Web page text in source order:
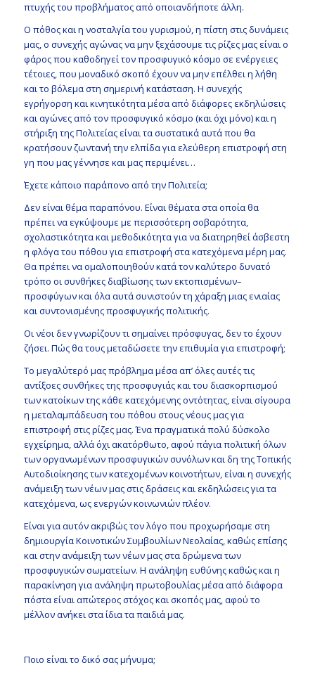
πτυχής του προβλήματος από οποιανδήποτε άλλη.
Ο πόθος και η νοσταλγία του γυρισμού, η πίστη στις δυνάμεις
μας, ο συνεχής αγώνας να μην ξεχάσουμε τις ρίζες μας είναι ο
φάρος που καθοδηγεί τον προσφυγικό κόσμο σε ενέργειες
τέτοιες, που μοναδικό σκοπό έχουν να μην επέλθει η λήθη
και το βόλεμα στη σημερινή κατάσταση. Η συνεχής
εγρήγορση και κινητικότητα μέσα από διάφορες εκδηλώσεις
και αγώνες από τον προσφυγικό κόσμο (και όχι μόνο) και η
στήριξη της Πολιτείας είναι τα συστατικά αυτά που θα
κρατήσουν ζωντανή την ελπίδα για ελεύθερη επιστροφή στη
γη που μας γέννησε και μας περιμένει…
Έχετε κάποιο παράπονο από την Πολιτεία;
Δεν είναι θέμα παραπόνου. Είναι θέματα στα οποία θα
πρέπει να εγκύψουμε με περισσότερη σοβαρότητα,
σχολαστικότητα και μεθοδικότητα για να διατηρηθεί άσβεστη
η φλόγα του πόθου για επιστροφή στα κατεχόμενα μέρη μας.
Θα πρέπει να ομαλοποιηθούν κατά τον καλύτερο δυνατό
τρόπο οι συνθήκες διαβίωσης των εκτοπισμένων–
προσφύγων και όλα αυτά συνιστούν τη χάραξη μιας ενιαίας
και συντονισμένης προσφυγικής πολιτικής.
Οι νέοι δεν γνωρίζουν τι σημαίνει πρόσφυγας, δεν το έχουν
ζήσει. Πώς θα τους μεταδώσετε την επιθυμία για επιστροφή;
Το μεγαλύτερό μας πρόβλημα μέσα απ’ όλες αυτές τις
αντίξοες συνθήκες της προσφυγιάς και του διασκορπισμού
των κατοίκων της κάθε κατεχόμενης οντότητας, είναι σίγουρα
η μεταλαμπάδευση του πόθου στους νέους μας για
επιστροφή στις ρίζες μας. Ένα πραγματικά πολύ δύσκολο
εγχείρημα, αλλά όχι ακατόρθωτο, αφού πάγια πολιτική όλων
των οργανωμένων προσφυγικών συνόλων και δη της Τοπικής
Αυτοδιοίκησης των κατεχομένων κοινοτήτων, είναι η συνεχής
ανάμειξη των νέων μας στις δράσεις και εκδηλώσεις για τα
κατεχόμενα, ως ενεργών κοινωνιών πλέον.
Είναι για αυτόν ακριβώς τον λόγο που προχωρήσαμε στη
δημιουργία Κοινοτικών Συμβουλίων Νεολαίας, καθώς επίσης
και στην ανάμειξη των νέων μας στα δρώμενα των
προσφυγικών σωματείων. Η ανάληψη ευθύνης καθώς και η
παρακίνηση για ανάληψη πρωτοβουλίας μέσα από διάφορα
πόστα είναι απώτερος στόχος και σκοπός μας, αφού το
μέλλον ανήκει στα ίδια τα παιδιά μας.
Ποιο είναι το δικό σας μήνυμα;